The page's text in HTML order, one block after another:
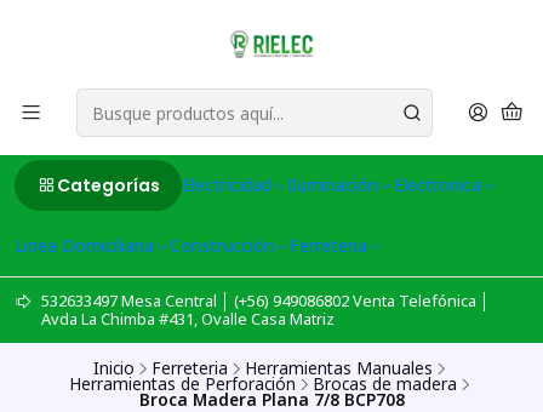
Categorías Electricidad Iluminación Electronica
Linea Domiciliaria Construcción Ferreteria
532633497 Mesa Central │ (+56) 949086802 Venta Telefónica │
Avda La Chimba #431, Ovalle Casa Matriz
Inicio Ferreteria Herramientas Manuales
Herramientas de Perforación Brocas de madera
Broca Madera Plana 7/8 BCP708